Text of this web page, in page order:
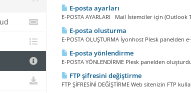
E-posta ayarları
E-POSTA AYARLARI Mail İstemciler için
E-posta olusturma
E-POSTA OLUŞTURMA İyonhost Plesk
E-posta yönlendirme
E-POSTA YÖNLENDİRME Plesk panelden
FTP şifresini değiştirme
FTP ŞİFRESİNİ DEĞİŞTİRME Web sitenizin FTP